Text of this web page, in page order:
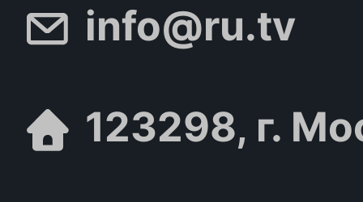
info@ru.tv
123298, г.